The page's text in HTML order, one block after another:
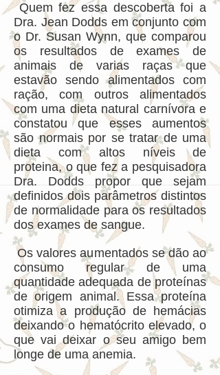
Quem fez essa descoberta foi a
Dra. Jean Dodds em conjunto com
o Dr. Susan Wynn, que comparou
os resultados de exames de
animais de varias raças que
estavão sendo alimentados com
ração, com outros alimentados
com uma dieta natural carnívora e
constatou que esses aumentos
são normais por se tratar de uma
dieta com altos níveis de
proteina, o que fez a pesquisadora
Dra. Dodds propor que sejam
definidos dois parâmetros distintos
de normalidade para os resultados
dos exames de sangue.
Os valores aumentados se dão ao
consumo regular de uma
quantidade adequada de proteínas
de origem animal. Essa proteína
otimiza a produção de hemácias
deixando o hematócrito elevado, o
que vai deixar o seu amigo bem
longe de uma anemia.